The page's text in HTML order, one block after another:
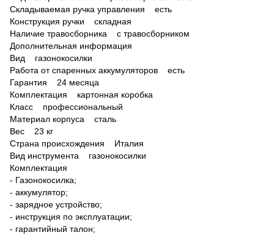
Складываемая ручка управления есть
Конструкция ручки складная
Наличие травосборника с травосборником
Дополнительная информация
Вид газонокосилки
Работа от спаренных аккумуляторов есть
Гарантия 24 месяца
Комплектация картонная коробка
Класс профессиональный
Материал корпуса сталь
Вес 23 кг
Страна происхождения Италия
Вид инструмента газонокосилки
Комплектация
- Газонокосилка;
- аккумулятор;
- зарядное устройство;
- инструкция по эксплуатации;
- гарантийный талон;